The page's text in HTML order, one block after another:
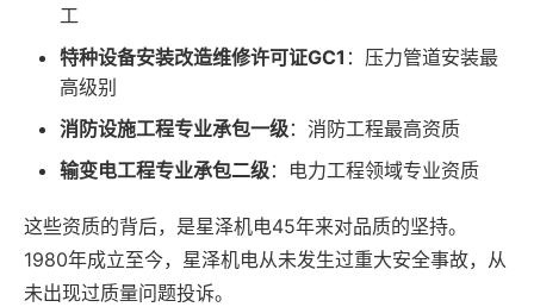
工
特种设备安装改造维修许可证GC1 ：压力管道安装最
高级别
消防设施工程专业承包一级：消防工程最高资质
输变电工程专业承包二级：电力工程领域专业资质
这些资质的背后，是星泽机电45年来对品质的坚持。
1980年成立至今，星泽机电从未发生过重大安全事故，从
未出现过质量问题投诉。